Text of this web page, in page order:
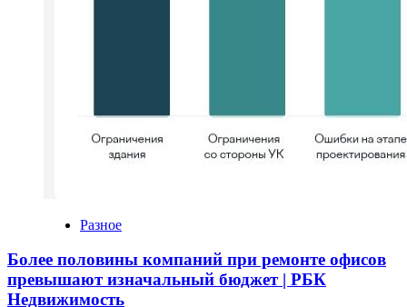
Разное
Более половины компаний при ремонте офисов
превышают изначальный бюджет | РБК
Недвижимость